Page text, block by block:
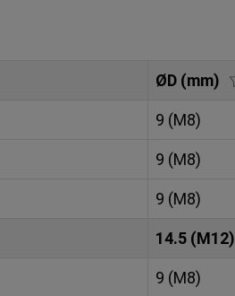
ØD (mm)
9 (M8)
9 (M8)
9 (M8)
14.5 (M12)
9 (M8)